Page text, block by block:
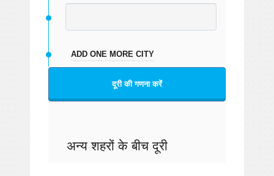
ADD ONE MORE CITY
दूरी की गणना करें
अन्य शहरों के बीच दूरी